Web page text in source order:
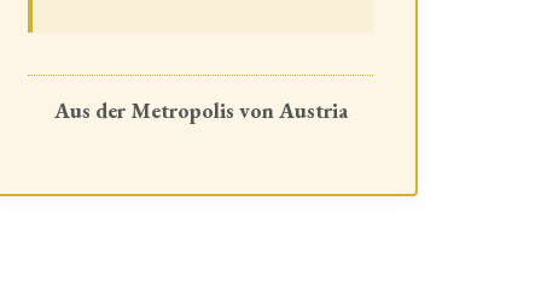
Aus der Metropolis von Austria